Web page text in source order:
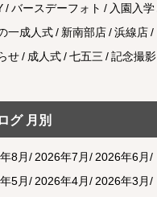
バースデーフォト
入園入学
一成人式
新南部店
浜線店
せ
成人式 七五三 記念撮影
グ 月別
8月 2026年7月
2026年6月
5月
2026年4月
2026年3月